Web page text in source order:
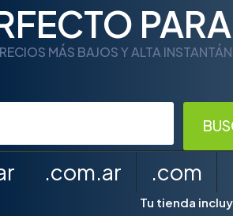
MÁS BAJOS Y ALTA
.com.ar .com
Tu tienda